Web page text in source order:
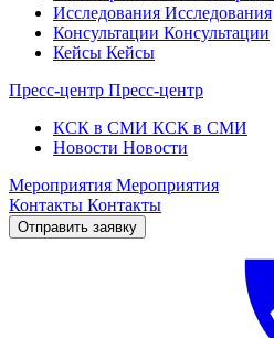
Исследования Исследования
Консультации Консультации
Кейсы Кейсы
Пресс-центр Пресс-центр
КСК в СМИ КСК в СМИ
Новости Новости
Мероприятия Мероприятия
Контакты Контакты
Отправить заявку